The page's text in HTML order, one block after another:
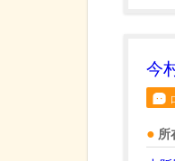
今
所